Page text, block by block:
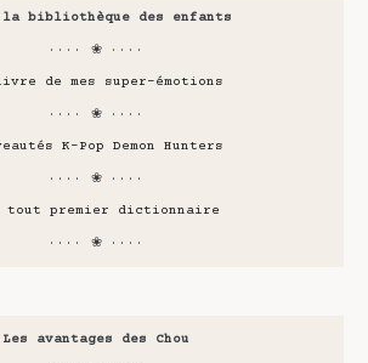
la bibliothèque des enfants
···· ❀ ····
de mes super-émotions
···· ❀ ····
K-Pop Demon Hunters
···· ❀ ····
tout premier dictionnaire
···· ❀ ····
Les avantages des Chou